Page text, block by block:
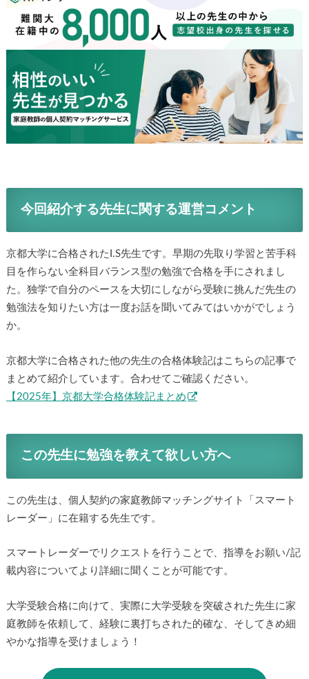
今回紹介する先生に関する運営コメント
京都大学に合格されたI.S先生です。早期の先取り学習と苦手科
目を作らない全科目バランス型の勉強で合格を手にされまし
た。独学で自分のペースを大切にしながら受験に挑んだ先生の
勉強法を知りたい方は一度お話を聞いてみてはいかがでしょう
か。
京都大学に合格された他の先生の合格体験記はこちらの記事で
まとめて紹介しています。合わせてご確認ください。
【2025年】京都大学合格体験記まとめ
この先生に勉強を教えて欲しい方へ
この先生は、個人契約の家庭教師マッチングサイト「スマート
レーダー」に在籍する先生です。
スマートレーダーでリクエストを行うことで、指導をお願い/記
載内容についてより詳細に聞くことが可能です。
大学受験合格に向けて、実際に大学受験を突破された先生に家
庭教師を依頼して、経験に裏打ちされた的確な、そしてきめ細
やかな指導を受けましょう！